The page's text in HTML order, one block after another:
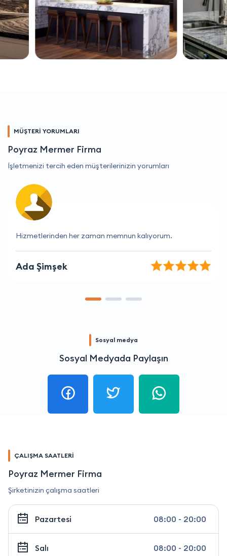
MÜŞTERİ YORUMLARI
Poyraz Mermer Firma
İşletmenizi tercih eden müşterilerinizin yorumları
Kesinlikle buradan alışveriş yapmalısınız
Ege Yılmaz
Sosyal medya
Sosyal Medyada Paylaşın
ÇALIŞMA SAATLERİ
Poyraz Mermer Firma
Şirketinizin çalışma saatleri
Pazartesi 08:00 - 20:00
Salı 08:00 - 20:00